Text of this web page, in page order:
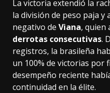
La victoria extendió la
la división de peso paja y
negativo de Viana, quien
derrotas consecutivas.
registros, la brasileña
un 100% de victorias por
desempeño reciente
continuidad en la élite.